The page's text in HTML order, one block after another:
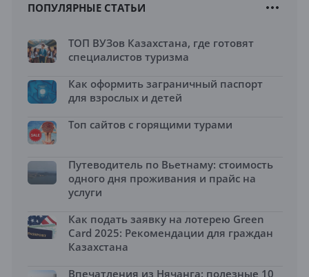
ПОПУЛЯРНЫЕ СТАТЬИ
ТОП ВУЗов Казахстана, где готовят
специалистов туризма
Как оформить заграничный паспорт
для взрослых и детей
Топ сайтов с горящими турами
Путеводитель по Вьетнаму: стоимость
одного дня проживания и прайс на
услуги
Как подать заявку на лотерею Green
Card 2025: Рекомендации для граждан
Казахстана
Впечатления из Нячанга: полезные 10